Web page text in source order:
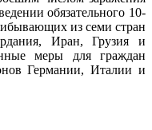
обязательного 10-
из семи стран
Иран, Грузия и
меры для граждан
Германии, Италии и